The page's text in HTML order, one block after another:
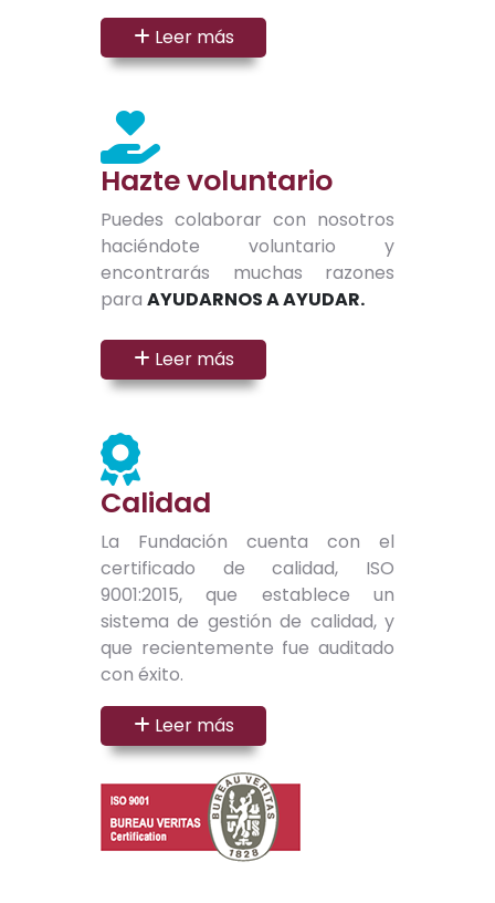
Leer más
Hazte voluntario
Puedes colaborar con nosotros
haciéndote voluntario y
encontrarás muchas razones
para AYUDARNOS A AYUDAR.
Leer más
Calidad
La Fundación cuenta con el
certificado de calidad, ISO
9001:2015, que establece un
sistema de gestión de calidad, y
que recientemente fue auditado
con éxito.
Leer más